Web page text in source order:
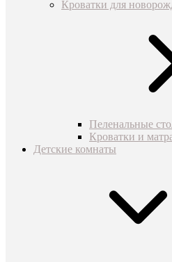
Кроватки для
Пеленальные
Кроватки и
Детские комнаты